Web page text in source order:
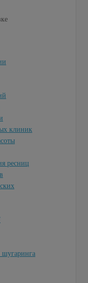
клиник
ресниц
шугаринга